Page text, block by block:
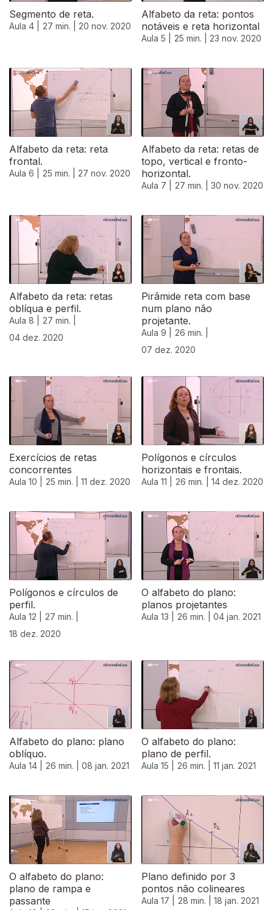
Segmento de reta.
Aula 4 | 27 min. | 20 nov. 2020
Alfabeto da reta: pontos
notáveis e reta horizontal
Aula 5 | 25 min. | 23 nov. 2020
Alfabeto da reta: reta
frontal.
Aula 6 | 25 min. | 27 nov. 2020
Alfabeto da reta: retas de
topo, vertical e fronto-
horizontal.
Aula 7 | 27 min. | 30 nov. 2020
Alfabeto da reta: retas
oblíqua e perfil.
Aula 8 |
27 min. |
04 dez. 2020
Pirâmide reta com base
num plano não
projetante.
Aula 9 |
26 min. |
07 dez. 2020
Exercícios de retas
concorrentes
Aula 10 | 25 min. | 11 dez. 2020
Polígonos e círculos
horizontais e frontais.
Aula 11 | 26 min. | 14 dez. 2020
511859
Polígonos e círculos de
perfil.
Aula 12 |
27 min. |
18 dez. 2020
O alfabeto do plano:
planos projetantes
Aula 13 | 26 min. | 04 jan. 2021
Alfabeto do plano: plano
oblíquo.
Aula 14 | 26 min. | 08 jan. 2021
O alfabeto do plano:
plano de perfil.
Aula 15 | 26 min. | 11 jan. 2021
O alfabeto do plano:
plano de rampa e
passante
Plano definido por 3
pontos não colineares
Aula 17 | 28 min. | 18 jan. 2021